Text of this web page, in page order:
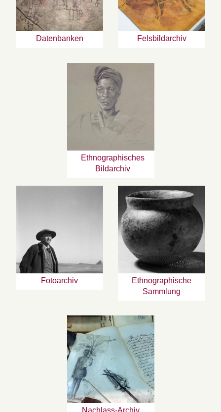
Datenbanken Felsbildarchiv
Ethnographisches
Bildarchiv
Fotoarchiv
Ethnographische
Sammlung
Nachlass-Archiv